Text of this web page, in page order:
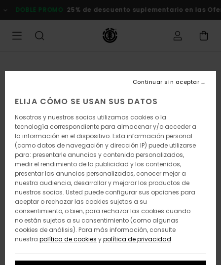
a
la
DOBLE PROMO 25% de descuento suplementario en las Ofertas
ELIJA CÓMO SE USAN SUS DATOS
Nosotros y nuestros socios utilizamos cookies o la
tecnología correspondiente para almacenar y/o acceder a
la información en el dispositivo. Esta información personal
(como datos de navegación y dirección IP) puede utilizarse
para: presentarle anuncios y contenido personalizados,
medir el rendimiento de la publicidad y los contenidos,
presentar las anuncios personalizados, conocer mejor a
nuestra audiencia, desarrollar y mejorar los productos de
nuestros socios. Usted puede configurar sus opciones para
aceptar o rechazar las cookies sujetas a su
consentimiento, o bien, para rechazar las cookies cuando
no están sujetas a su consentimiento (como algunas
cookies de análisis). Para más información, consulte
nuestra política de cookies ypolítica de privacidad
Continuar sin aceptar